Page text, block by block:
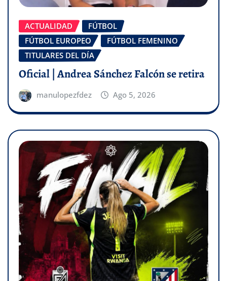
ACTUALIDAD
FÚTBOL
FÚTBOL EUROPEO
FÚTBOL FEMENINO
TITULARES DEL DÍA
Oficial | Andrea Sánchez Falcón se retira
manulopezfdez Ago 5, 2026